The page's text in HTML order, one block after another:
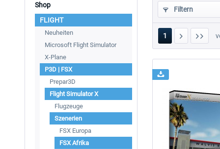
Shop
FLIGHT
Neuheiten
Microsoft Flight Simulator
X-Plane
P3D | FSX
Prepar3D
Flight Simulator X
Flugzeuge
Szenerien
FSX Europa
FSX Afrika
Filtern
1